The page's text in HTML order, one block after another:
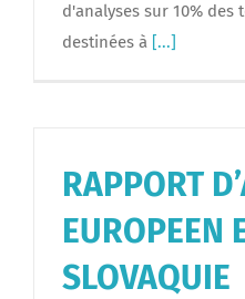
d'analyses sur 10% des
destinées à [...]
RAPPORT
EUROPEEN
SLOVAQUIE